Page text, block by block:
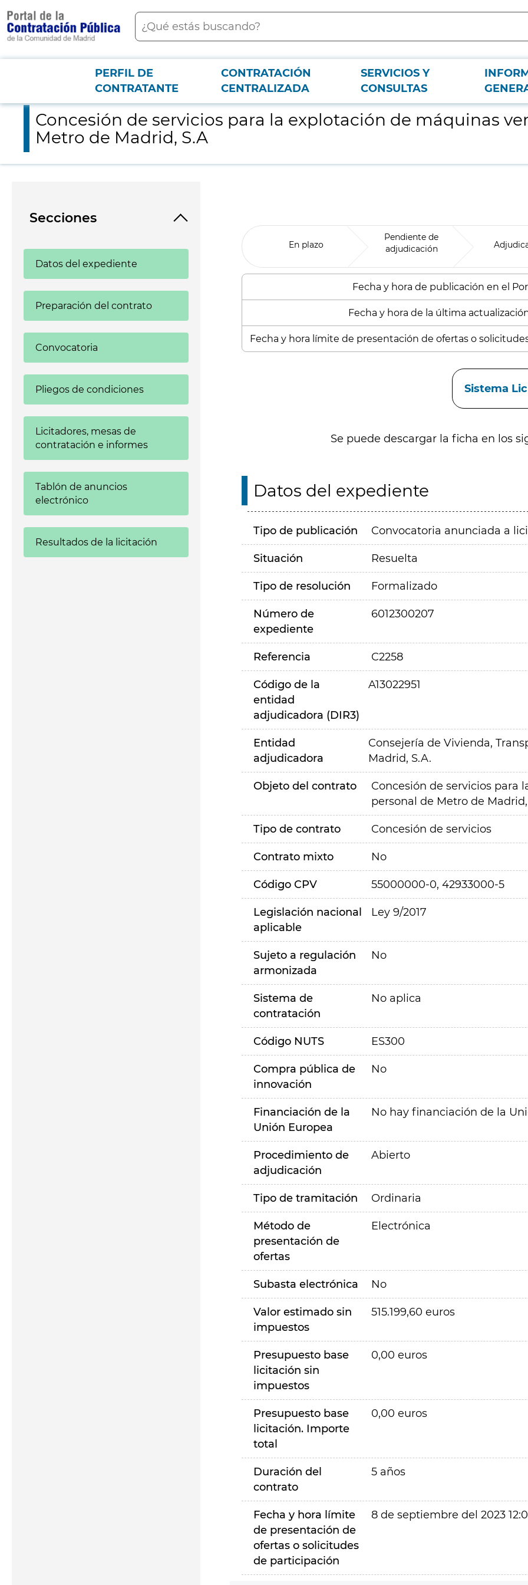
contenido
principal
Buscar
Menú PCON
PERFIL DE
CONTRATANTE
CONTRATACIÓN
CENTRALIZADA
SERVICIOS Y
CONSULTAS
Concesión de servicios para la explotación de máquinas vending para personal de Metro de Madrid, S.A
Concesión de servicios para la explotación de máquinas
Metro de Madrid, S.A
Secciones
Datos del expediente
Preparación del contrato
Convocatoria
Pliegos de condiciones
Licitadores, mesas de
contratación e informes
Tablón de anuncios
electrónico
Resultados de la licitación
En plazo
Pendiente de
adjudicación
Fecha y hora de publicación en el
Fecha y hora de la última
Fecha y hora límite de presentación de ofertas o
Sistema
Se puede descargar la ficha en los
Datos del expediente
Tipo de publicación Convocatoria anunciada a
Situación Resuelta
Tipo de resolución Formalizado
Número de
expediente
6012300207
Referencia C2258
Código de la
entidad
adjudicadora (DIR3)
A13022951
Entidad
adjudicadora
Consejería de Vivienda,
Madrid, S.A.
Objeto del contrato
Concesión de servicios para
personal de Metro de Madrid,
Tipo de contrato Concesión de servicios
Contrato mixto No
Código CPV 55000000-0, 42933000-5
Legislación nacional
aplicable
Ley 9/2017
Sujeto a regulación
armonizada
No
Sistema de
contratación
No aplica
Código NUTS ES300
Compra pública de
innovación
No
Financiación de la
Unión Europea
No hay financiación de la
Procedimiento de
adjudicación
Abierto
Tipo de tramitación Ordinaria
Método de
presentación de
ofertas
Electrónica
Subasta electrónica No
Valor estimado sin
impuestos
515.199,60 euros
Presupuesto base
licitación sin
impuestos
0,00 euros
Presupuesto base
licitación. Importe
total
0,00 euros
Duración del
contrato
5 años
Fecha y hora límite
de presentación de
ofertas o solicitudes
de participación
8 de septiembre del 2023